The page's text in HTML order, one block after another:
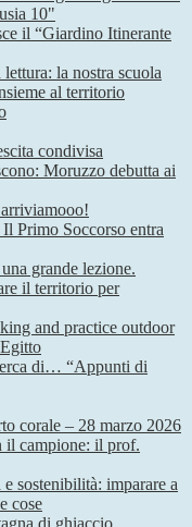
10"
il “Giardino Itinerante
la nostra scuola
al territorio
condivisa
Moruzzo debutta ai
Primo Soccorso entra
grande lezione.
il territorio per
and practice outdoor
di… “Appunti di
corale – 28 marzo 2026
il campione: il prof.
sostenibilità: imparare a
cose